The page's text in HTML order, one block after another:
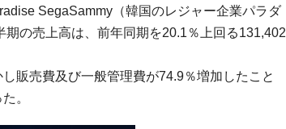
SegaSammy（韓国のレジャー企業パラダ
の売上高は、前年同期を20.1％上回る131,402
販売費及び一般管理費が74.9％増加したこと
。